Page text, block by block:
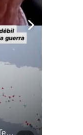
¿Por Qué Irán Ya NO Le Teme A Donald Trump? | #radar24